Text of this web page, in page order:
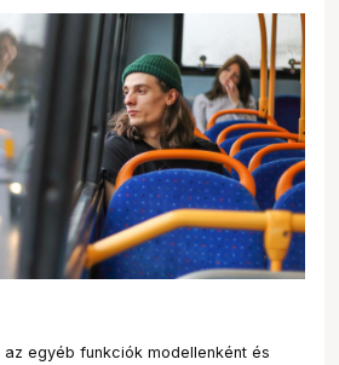
egyéb funkciók modellenként és